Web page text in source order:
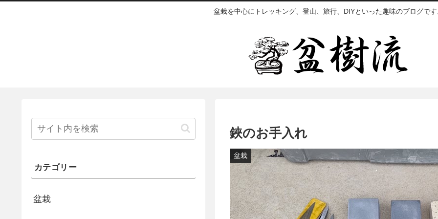
盆栽を中心にトレッキング、登山、旅行、DIYといった趣味のブログで
鋏のお手入れ
盆栽
カテゴリー
盆栽